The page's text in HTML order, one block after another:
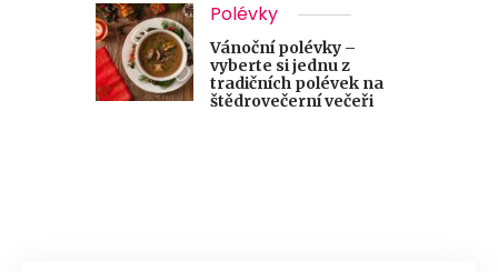
Polévky
Vánoční polévky –
vyberte si jednu z
tradičních polévek na
štědrovečerní večeři